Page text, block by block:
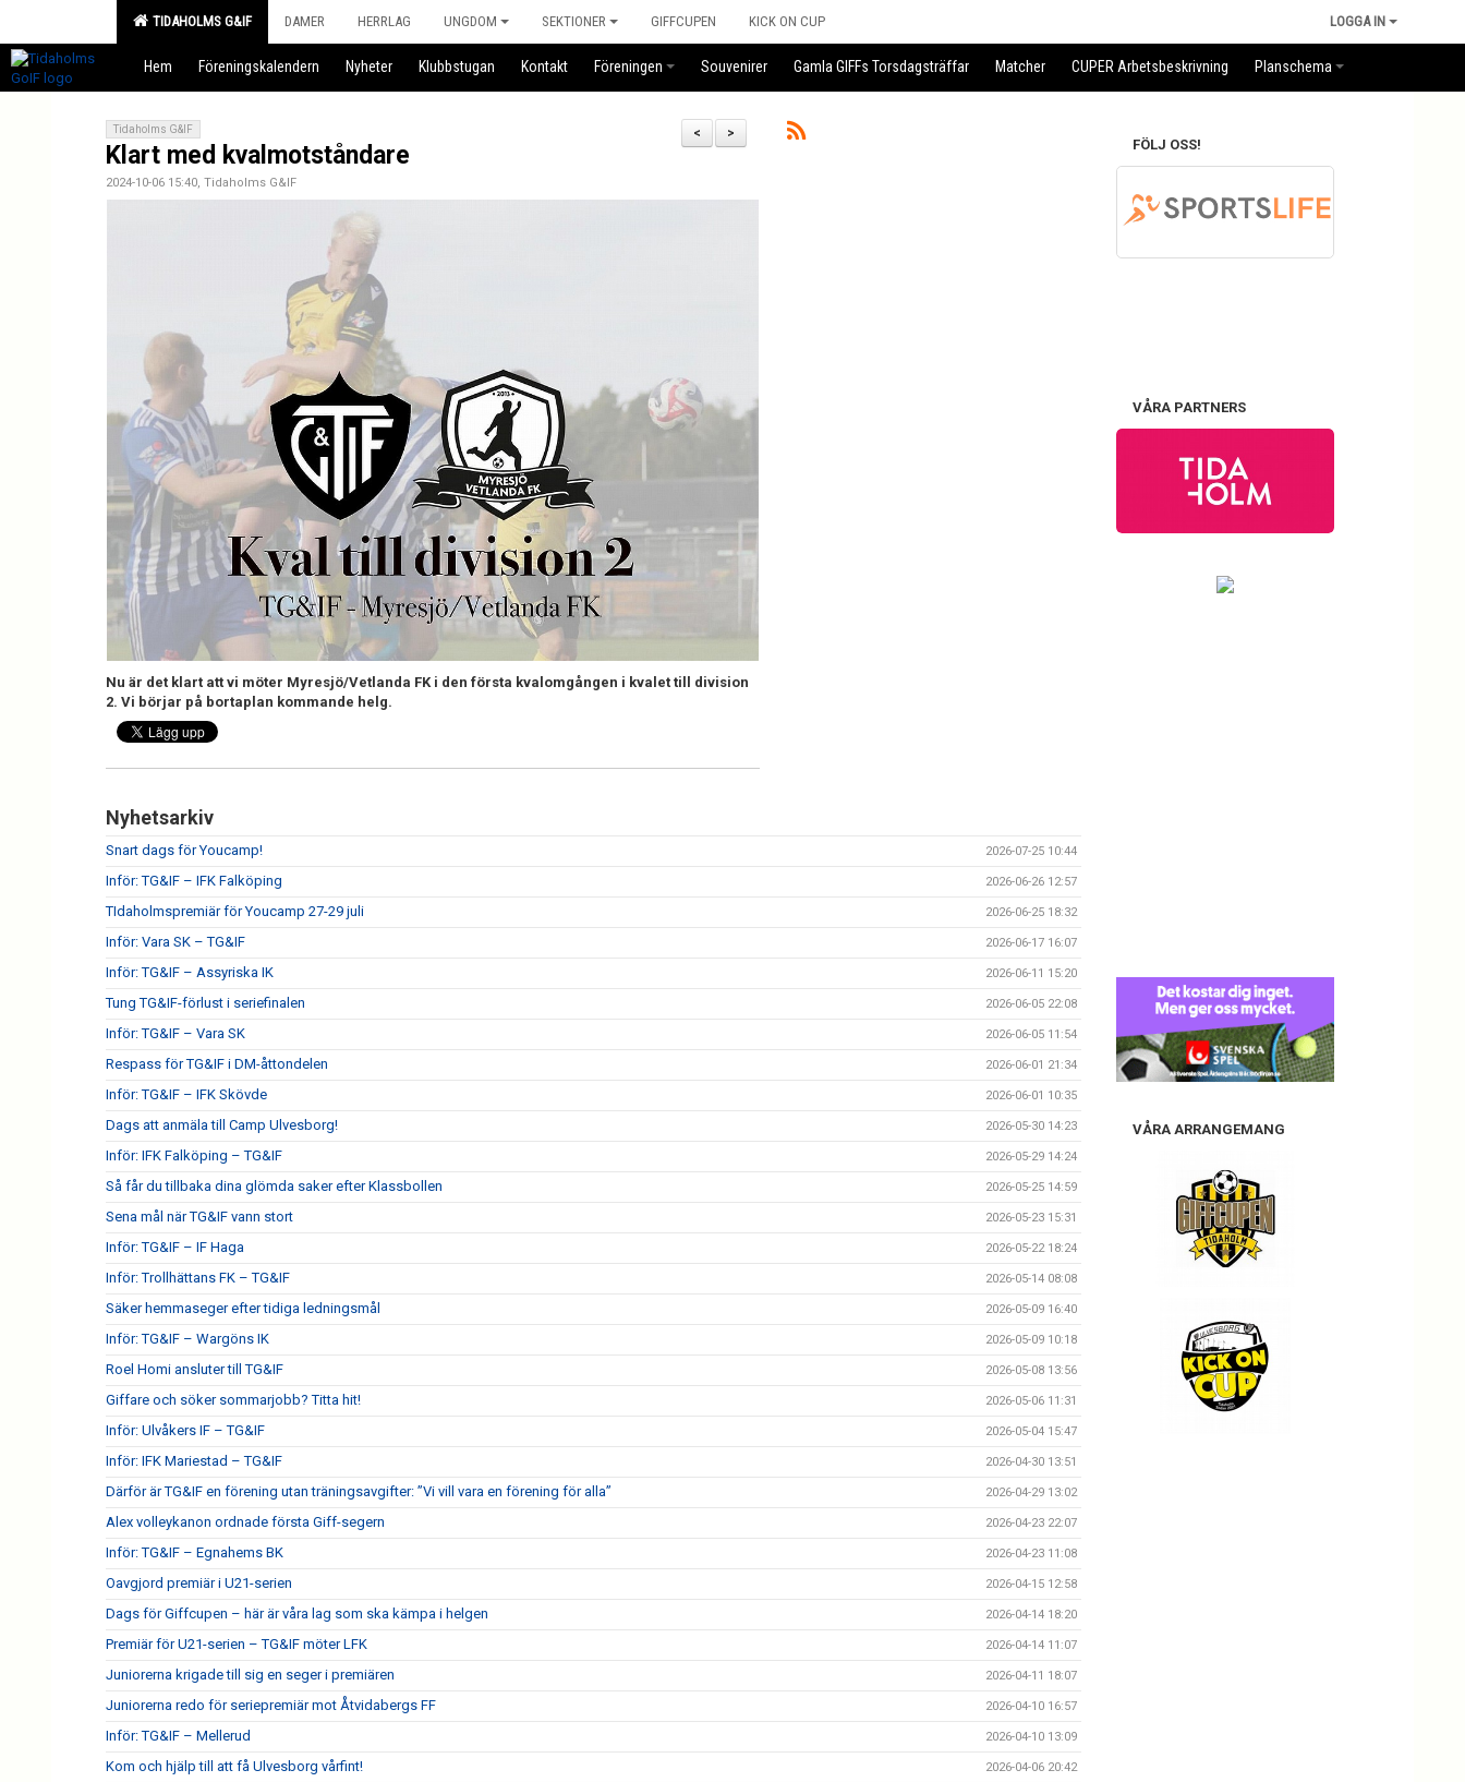
TIDAHOLMS G&IF DAMER HERRLAG UNGDOM SEKTIONER GIFFCUPEN KICK ON CUP LOGGA IN
Hem Föreningskalendern Nyheter Klubbstugan Kontakt Föreningen Souvenirer Gamla GIFFs Torsdagsträffar Matcher CUPER Arbetsbeskrivning Planschema
>
<
Tidaholms G&IF
Klart med kvalmotståndare
2024-10-06 15:40, Tidaholms G&IF
Nu är det klart att vi möter Myresjö/Vetlanda FK i den första kvalomgången i kvalet till division
2. Vi börjar på bortaplan kommande helg.
Nyhetsarkiv
Snart dags för Youcamp! 2026-07-25 10:44
Inför: TG&IF – IFK Falköping 2026-06-26 12:57
TIdaholmspremiär för Youcamp 27-29 juli 2026-06-25 18:32
Inför: Vara SK – TG&IF 2026-06-17 16:07
Inför: TG&IF – Assyriska IK 2026-06-11 15:20
Tung TG&IF-förlust i seriefinalen 2026-06-05 22:08
Inför: TG&IF – Vara SK 2026-06-05 11:54
Respass för TG&IF i DM-åttondelen 2026-06-01 21:34
Inför: TG&IF – IFK Skövde 2026-06-01 10:35
Dags att anmäla till Camp Ulvesborg! 2026-05-30 14:23
Inför: IFK Falköping – TG&IF 2026-05-29 14:24
Så får du tillbaka dina glömda saker efter Klassbollen 2026-05-25 14:59
Sena mål när TG&IF vann stort 2026-05-23 15:31
Inför: TG&IF – IF Haga 2026-05-22 18:24
Inför: Trollhättans FK – TG&IF 2026-05-14 08:08
Säker hemmaseger efter tidiga ledningsmål 2026-05-09 16:40
Inför: TG&IF – Wargöns IK 2026-05-09 10:18
Roel Homi ansluter till TG&IF 2026-05-08 13:56
Giffare och söker sommarjobb? Titta hit! 2026-05-06 11:31
Inför: Ulvåkers IF – TG&IF 2026-05-04 15:47
Inför: IFK Mariestad – TG&IF 2026-04-30 13:51
Därför är TG&IF en förening utan träningsavgifter: ”Vi vill vara en förening för alla” 2026-04-29 13:02
Alex volleykanon ordnade första Giff-segern 2026-04-23 22:07
Inför: TG&IF – Egnahems BK 2026-04-23 11:08
Oavgjord premiär i U21-serien 2026-04-15 12:58
Dags för Giffcupen – här är våra lag som ska kämpa i helgen 2026-04-14 18:20
Premiär för U21-serien – TG&IF möter LFK 2026-04-14 11:07
Juniorerna krigade till sig en seger i premiären 2026-04-11 18:07
Juniorerna redo för seriepremiär mot Åtvidabergs FF 2026-04-10 16:57
Inför: TG&IF – Mellerud 2026-04-10 13:09
Kom och hjälp till att få Ulvesborg vårfint! 2026-04-06 20:42
FÖLJ OSS!
VÅRA PARTNERS
VÅRA ARRANGEMANG